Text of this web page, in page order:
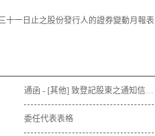
十一日止之股份發行人的證券變動月報表
通函 - [其他] 致登記股東之通知信函及回條 - 通函連同股東週年大會通告及代表委任表格之發佈通知
委任代表表格